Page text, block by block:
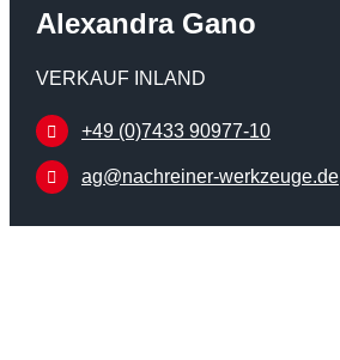
Alexandra Gano
VERKAUF INLAND
+49 (0)7433 90977-10
ag@nachreiner-werkzeuge.de